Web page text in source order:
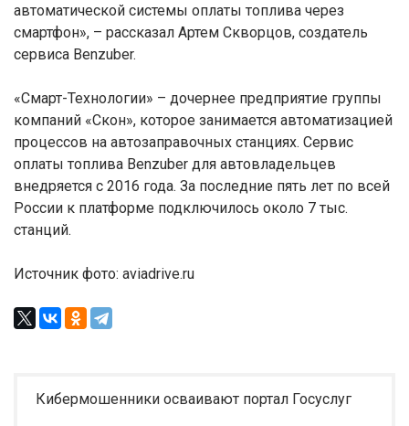
автоматической системы оплаты топлива через
смартфон», – рассказал Артем Скворцов, создатель
сервиса Benzuber.
«Смарт-Технологии» – дочернее предприятие группы
компаний «Скон», которое занимается автоматизацией
процессов на автозаправочных станциях. Сервис
оплаты топлива Benzuber для автовладельцев
внедряется с 2016 года. За последние пять лет по всей
России к платформе подключилось около 7 тыс.
станций.
Источник фото: aviadrive.ru
Кибермошенники осваивают портал Госуслуг